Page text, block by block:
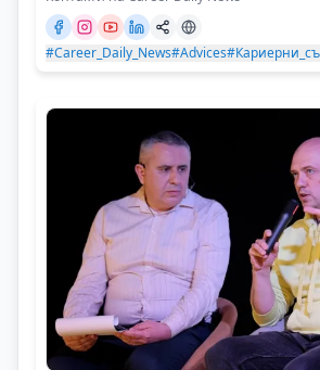
#Career_Daily_News#Advices